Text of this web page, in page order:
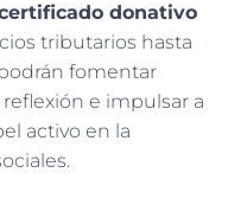
donativo
tributarios hasta
fomentar
e impulsar a
activo en la